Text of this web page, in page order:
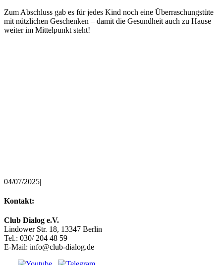
Zum Abschluss gab es für jedes Kind noch eine Überraschungstüte
mit nützlichen Geschenken – damit die Gesundheit auch zu Hause
weiter im Mittelpunkt steht!
04/07/2025|
Kontakt:
Club Dialog e.V.
Lindower Str. 18, 13347 Berlin
Tel.: 030/ 204 48 59
E-Mail: info@club-dialog.de